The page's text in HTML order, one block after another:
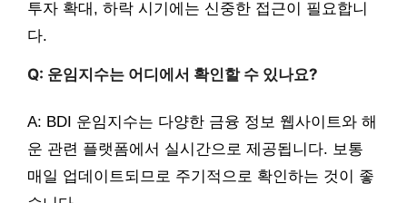
투자 확대, 하락 시기에는 신중한 접근이 필요합니
다.
Q: 운임지수는 어디에서 확인할 수 있나요?
A: BDI 운임지수는 다양한 금융 정보 웹사이트와 해
운 관련 플랫폼에서 실시간으로 제공됩니다. 보통
매일 업데이트되므로 주기적으로 확인하는 것이 좋